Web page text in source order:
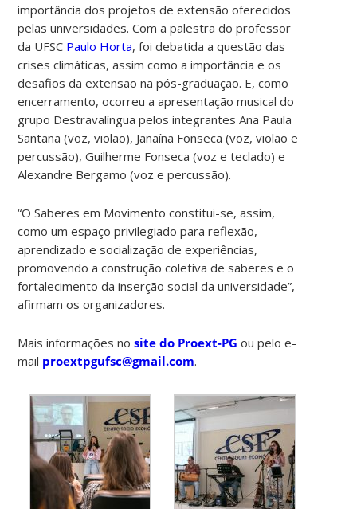
importância dos projetos de extensão oferecidos
pelas universidades.Com a palestra do professor
da UFSC Paulo Horta, foi debatida a questão das
crises climáticas, assim como a importância e os
desafios da extensão na pós-graduação. E, como
encerramento, ocorreu a apresentação musical do
grupo Destravalíngua pelos integrantes Ana Paula
Santana (voz, violão), Janaína Fonseca (voz, violão e
percussão), Guilherme Fonseca (voz e teclado) e
Alexandre Bergamo (voz e percussão).
“O Saberes em Movimento constitui-se, assim,
como um espaço privilegiado para reflexão,
aprendizado e socialização de experiências,
promovendo a construção coletiva de saberes e o
fortalecimento da inserção social da universidade”,
afirmam os organizadores.
Mais informações nosite do Proext-PG ou pelo e-
mail proextpgufsc@gmail.com.